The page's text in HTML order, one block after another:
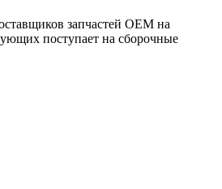
запчастей ОЕМ на
поступает на сборочные